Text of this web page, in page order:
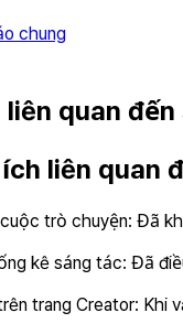
chung
quan
liên quan
trò chuyện: Đã
kê sáng tác: Đã
trang Creator: Khi